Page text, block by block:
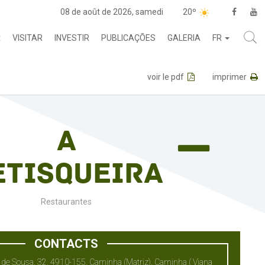
08 de août de 2026, samedi 20º
VISITAR INVESTIR PUBLICAÇÕES GALERIA FR
voir le pdf imprimer
A
Restaurantes
CONTACTS
Sousa, 32, 4910-155, Caminha (Matriz), Caminha ( Viana